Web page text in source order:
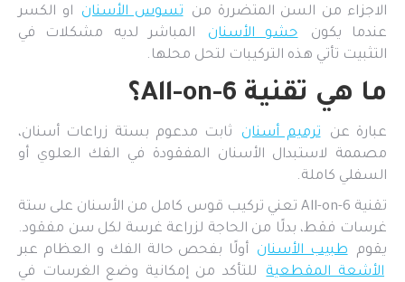
الاجزاء من السن المتضررة من
تسوس الأسنان
او الكسر
عندما يكون
حشو الأسنان
المباشر لديه مشكلات في
التثبيت تأتي هذه التركيبات لتحل محلها.
ما هي تقنية All-on-6؟
عبارة عن ترميم أسنان
ثابت مدعوم بستة زراعات أسنان،
مصممة لاستبدال الأسنان المفقودة في الفك العلوي أو
السفلي كاملة.
تقنية All-on-6 تعني تركيب قوس كامل من الأسنان على ستة
غرسات فقط، بدلًا من الحاجة لزراعة غرسة لكل سن مفقود.
يقوم
طبيب الأسنان
أولًا بفحص حالة الفك و العظام عبر
الأشعة المقطعية
للتأكد من إمكانية وضع الغرسات في